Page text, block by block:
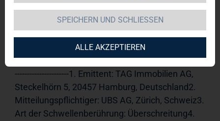
16:30Veröffentlichung einer
Stimmrechtsmitteilung, übermittelt durch die
den Inhalt der Mitteilung ist der Emittent
verantwortlich.-----------------------------------------------------
----------------------1. Emittent: TAG Immobilien AG,
Steckelhörn 5, 20457 Hamburg, Deutschland2.
Mitteilungspflichtiger: UBS AG, Zürich, Schweiz3.
Art der Schwellenberührung: Überschreitung4.
SPEICHERN UND SCHLIESSEN
ALLE AKZEPTIEREN